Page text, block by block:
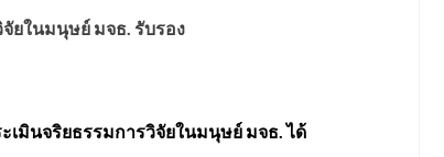
ยในมนุษย์ มจธ. รับรอง
มินจริยธรรมการวิจัยในมนุษย์ มจธ. ได้